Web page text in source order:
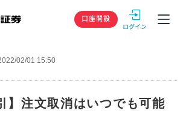
GMOクリック
口座開設
02/01 15:50
】注文取消はいつでも可能